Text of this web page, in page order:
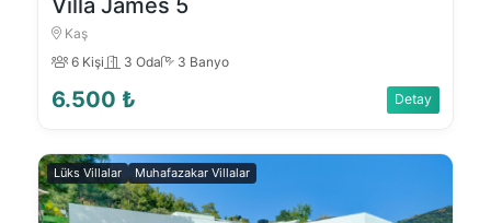
Villa James 5
Kaş
6 Kişi
3 Oda 3 Banyo
6.500 ₺ Detay
Lüks Villalar Muhafazakar Villalar